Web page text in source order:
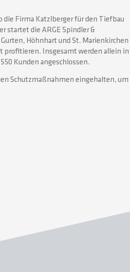
die Firma Katzlberger für den Tiefbau
startet die ARGE Spindler &
Höhnhart und St. Marienkirchen
profitieren. Insgesamt werden allein in
Kunden angeschlossen.
Schutzmaßnahmen eingehalten, um